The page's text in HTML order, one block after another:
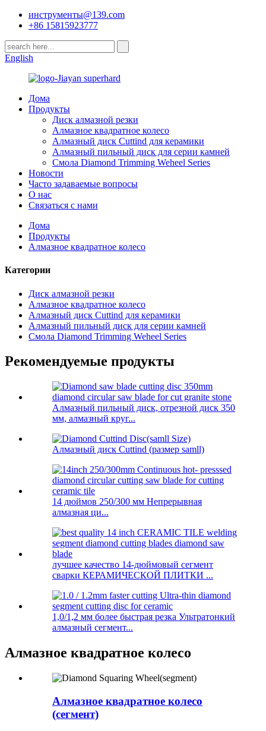
инструменты@139.com
+86 15815923777
English
Дома
Продукты
Диск алмазной резки
Алмазное квадратное колесо
Алмазный диск Cuttind для керамики
Алмазный пильный диск для серии камней
Смола Diamond Trimming Weheel Series
Новости
Часто задаваемые вопросы
О нас
Связаться с нами
Дома
Продукты
Алмазное квадратное колесо
Категории
Диск алмазной резки
Алмазное квадратное колесо
Алмазный диск Cuttind для керамики
Алмазный пильный диск для серии камней
Смола Diamond Trimming Weheel Series
Рекомендуемые продукты
Алмазный пильный диск, отрезной диск 350
мм, алмазный круг...
Алмазный диск Cuttind (размер samll)
14 дюймов 250/300 мм Непрерывная
алмазная ци...
лучшее качество 14-дюймовый сегмент
сварки КЕРАМИЧЕСКОЙ ПЛИТКИ ...
1,0/1,2 мм более быстрая резка Ультратонкий
алмазный сегмент...
Алмазное квадратное колесо
Алмазное квадратное колесо
(сегмент)